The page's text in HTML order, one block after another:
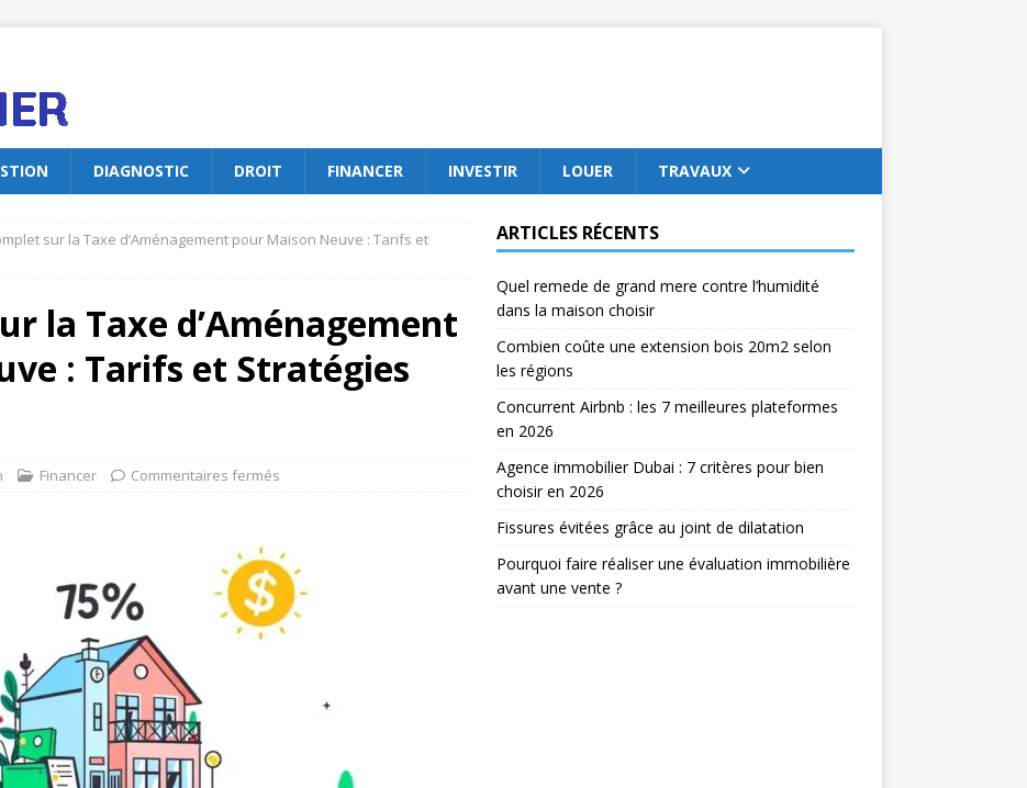
DIAGNOSTIC DROIT FINANCER INVESTIR LOUER TRAVAUX
sur la Taxe d’Aménagement pour Maison Neuve : Tarifs et
la Taxe d’Aménagement
: Tarifs et Stratégies
Financer Commentaires fermés
ARTICLES RÉCENTS
Quel remede de grand mere contre l’humidité
dans la maison choisir
Combien coûte une extension bois 20m2 selon
les régions
Concurrent Airbnb : les 7 meilleures plateformes
en 2026
Agence immobilier Dubai : 7 critères pour bien
choisir en 2026
Fissures évitées grâce au joint de dilatation
Pourquoi faire réaliser une évaluation immobilière
avant une vente ?